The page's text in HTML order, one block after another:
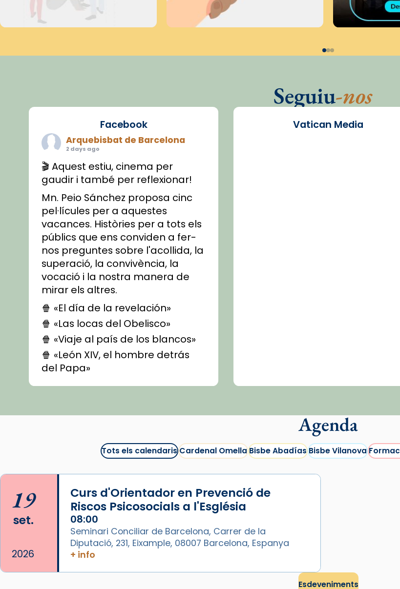
Seguiu-nos
Facebook
Arquebisbat de Barcelona
2 days ago
🎬 Aquest estiu, cinema per
gaudir i també per reflexionar!
Mn. Peio Sánchez proposa cinc
pel·lícules per a aquestes
vacances. Històries per a tots els
públics que ens conviden a fer-
nos preguntes sobre l'acollida, la
superació, la convivència, la
vocació i la nostra manera de
mirar els altres.
🍿 «El día de la revelación»
🍿 «Las locas del Obelisco»
🍿 «Viaje al país de los blancos»
🍿 «León XIV, el hombre detrás
del Papa»
🍿 «Las ovejas detectives»
recomanacions i prepara una
#CinemaEspiritualitual
@cinemaspiritcat
Imatge: Generada amb IA
(OpenAI)
Video
View on Facebook
Arquebisbat de Barcelona
1 week ago
La Carmina va patir depressió.
Vatican Media
Agenda
Tots els calendarisCardenal OmellaBisbe AbadíasBisbe Vilanova
19
set.
2026
Curs d'Orientador en Prevenció de
Riscos Psicosocials a l'Església
08:00
Seminari Conciliar de Barcelona, Carrer de la
Diputació, 231, Eixample, 08007 Barcelona, Espanya
+ info
Esdeveniments